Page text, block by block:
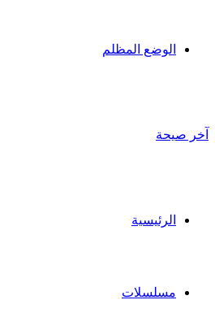
الوضع المظلم
آخر صيحة
الرئيسية
مسلسلات